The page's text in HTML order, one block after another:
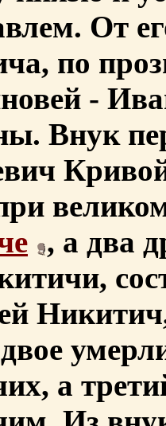
От
по
-
Внук
, а два
а